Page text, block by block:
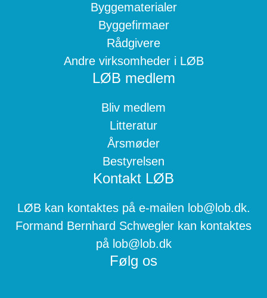
Byggematerialer
Byggefirmaer
Rådgivere
Andre virksomheder i LØB
LØB medlem
Bliv medlem
Litteratur
Årsmøder
Bestyrelsen
Kontakt LØB
LØB kan kontaktes på e-mailen lob@lob.dk.
Formand Bernhard Schwegler kan kontaktes
på lob@lob.dk
Følg os